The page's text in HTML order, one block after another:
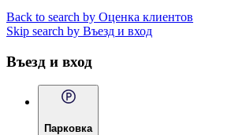
Back to search by Оценка клиентов
Skip search by Въезд и вход
Въезд и вход
Парковка